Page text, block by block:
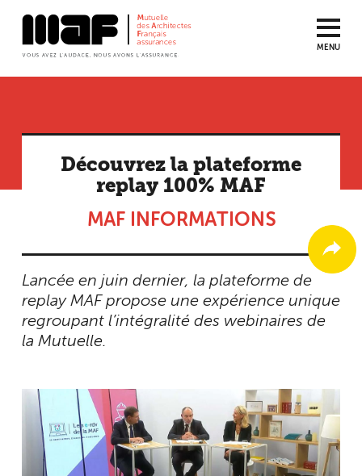
MENU
Découvrez la plateforme
replay 100% MAF
MAF INFORMATIONS
Lancée en juin dernier, la plateforme de
replay MAF propose une expérience unique
regroupant l’intégralité des webinaires de
la Mutuelle.